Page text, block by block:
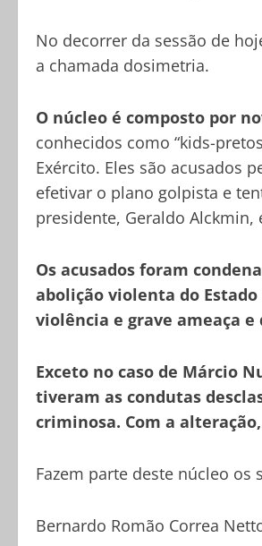
No decorrer da sessão de
a chamada dosimetria.
O núcleo é composto por
conhecidos como “kids-
Exército. Eles são acusados
efetivar o plano golpista e
presidente, Geraldo Alckmin,
Os acusados foram
abolição violenta do
violência e grave ameaça
Exceto no caso de Márcio
tiveram as condutas
criminosa. Com a
Fazem parte deste núcleo os
Bernardo Romão Correa